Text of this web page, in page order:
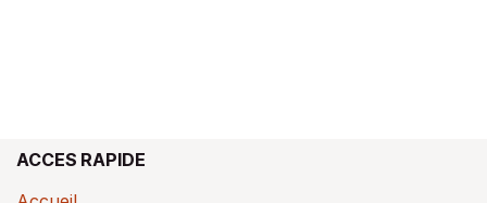
ACCES RAPIDE